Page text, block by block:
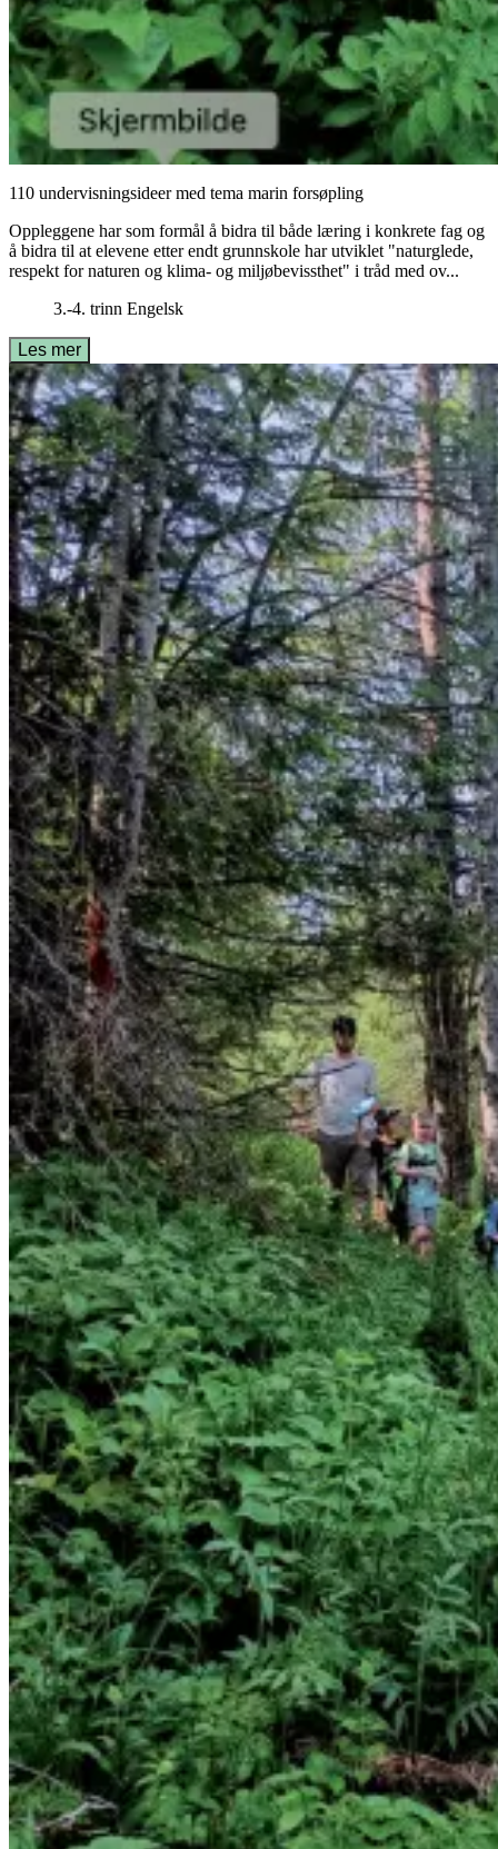
110 undervisningsideer med tema marin forsøpling
Oppleggene har som formål å bidra til både læring i konkrete fag og
å bidra til at elevene etter endt grunnskole har utviklet "naturglede,
respekt for naturen og klima- og miljøbevissthet" i tråd med ov...
3.-4. trinn Engelsk
Les mer